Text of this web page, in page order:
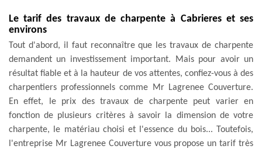
Le tarif des travaux de charpente à Cabrieres et ses
environs
Tout d'abord, il faut reconnaître que les travaux de charpente
demandent un investissement important. Mais pour avoir un
résultat fiable et à la hauteur de vos attentes, confiez-vous à des
charpentiers professionnels comme Mr Lagrenee Couverture.
En effet, le prix des travaux de charpente peut varier en
fonction de plusieurs critères à savoir la dimension de votre
charpente, le matériau choisi et l'essence du bois... Toutefois,
l'entreprise Mr Lagrenee Couverture vous propose un tarif très